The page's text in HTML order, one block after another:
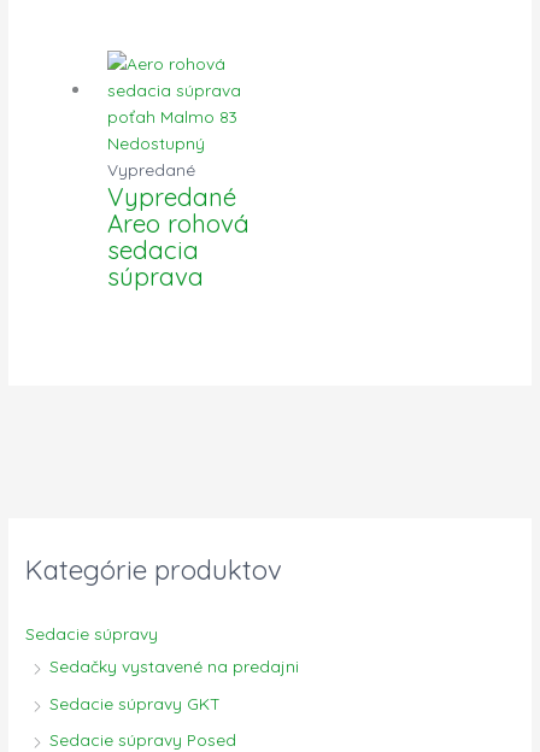
Kategórie produktov
Sedacie súpravy
Sedačky vystavené na predajni
Sedacie súpravy GKT
Sedacie súpravy Posed
Nedostupný
Vypredané
Vypredané
Areo rohová
sedacia
súprava